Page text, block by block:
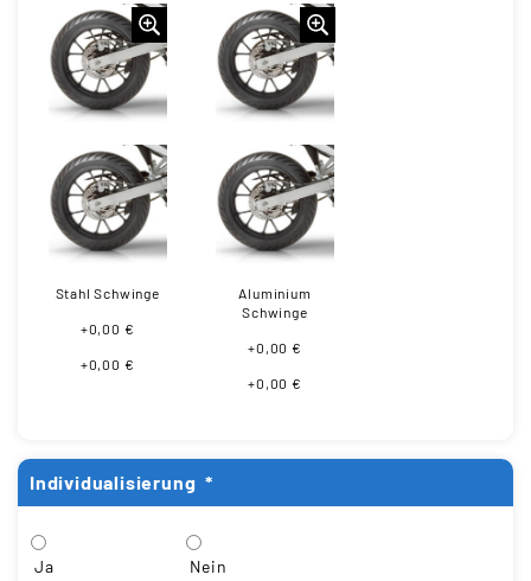
Stahl Schwinge
+0,00 €
+0,00 €
Aluminium
Schwinge
+0,00 €
+0,00 €
Individualisierung *
Ja Nein